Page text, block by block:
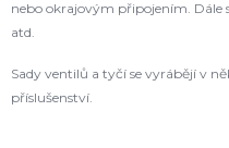
nebo okrajovým připojením. Dále
atd.
Sady ventilů a tyčí se vyrábějí v
příslušenství.